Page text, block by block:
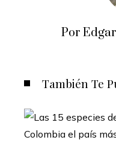
Por
También Te